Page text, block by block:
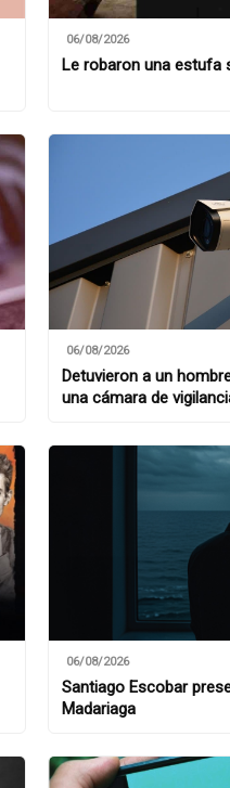
06/08/2026
Le robaron una estufa
06/08/2026
Detuvieron a un
una cámara de
06/08/2026
Santiago Escobar
Madariaga